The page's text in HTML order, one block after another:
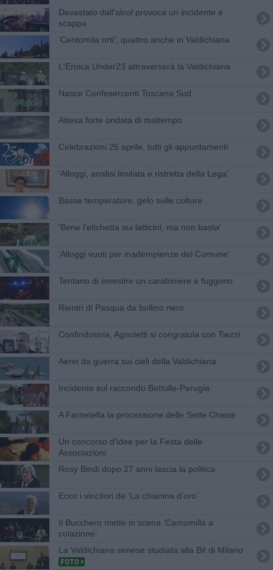
Devastato dall'alcol provoca un incidente e
scappa
'Centomila orti', quattro anche in Valdichiana
L'Eroica Under23 attraverserà la Valdichiana
Nasce Confesercenti Toscana Sud
Attesa forte ondata di maltempo
Celebrazioni 25 aprile, tutti gli appuntamenti
'Alloggi, analisi limitata e ristretta della Lega'
Basse temperature, gelo sulle colture
'Bene l'etichetta sui latticini, ma non basta'
'Alloggi vuoti per inadempienze del Comune'
Tentano di investire un carabiniere e fuggono
Rientri di Pasqua da bollino nero
Confindustria, Agnoletti si congratula con Tiezzi
Aerei da guerra sui cieli della Valdichiana
Incidente sul raccondo Bettolle-Perugia
A Farnetella la processione delle Sette Chiese
Un concorso d'idee per la Festa delle
Associazioni
Rosy Bindi dopo 27 anni lascia la politica
Ecco i vincitori de ‘La chianina d’oro’
Il Bucchero mette in scena ‘Camomilla a
colazione’
La Valdichiana senese studiata alla Bit di Milano